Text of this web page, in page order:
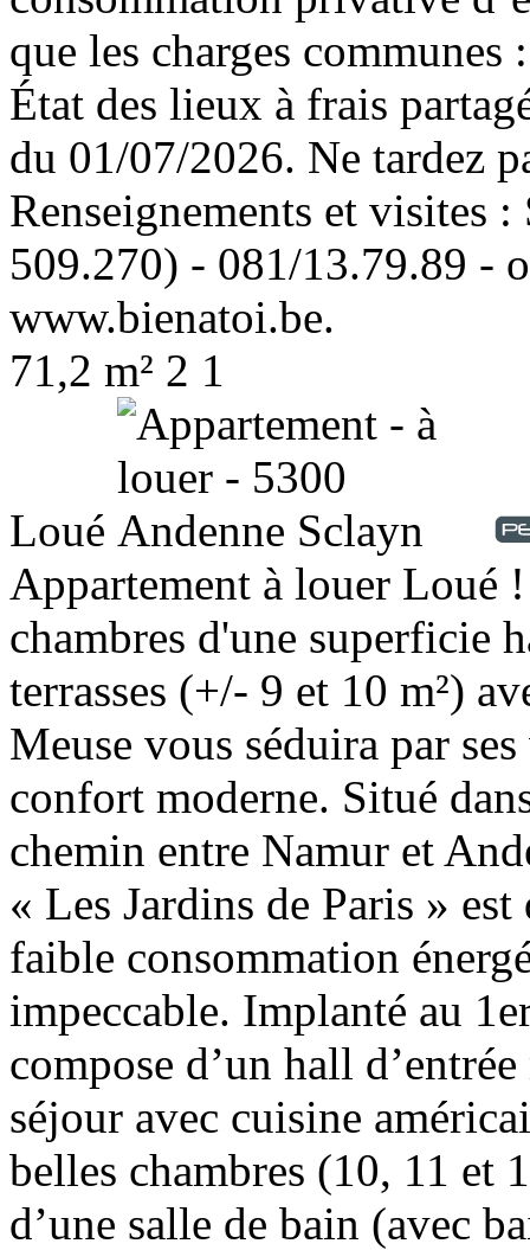
que les charges
État des lieux à frais
du 01/07/2026. Ne tardez
Renseignements et visites
509.270) - 081/13.79.89 -
www.bienatoi.be.
71,2 m² 2 1
Loué
Appartement à louer Loué
chambres d'une superficie
terrasses (+/- 9 et 10 m²)
Meuse vous séduira par
confort moderne. Situé
chemin entre Namur et
« Les Jardins de Paris »
faible consommation
impeccable. Implanté au
compose d’un hall
séjour avec cuisine
belles chambres (10, 11 et
d’une salle de bain (avec